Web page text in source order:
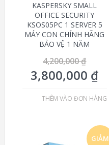
KASPERSKY SMALL
OFFICE SECURITY
KSOS05PC 1 SERVER 5
MÁY CON CHÍNH HÃNG
BẢO VỆ 1 NĂM
4,200,000₫
3,800,000 ₫
THÊM VÀO ĐƠN HÀNG
GIẢM